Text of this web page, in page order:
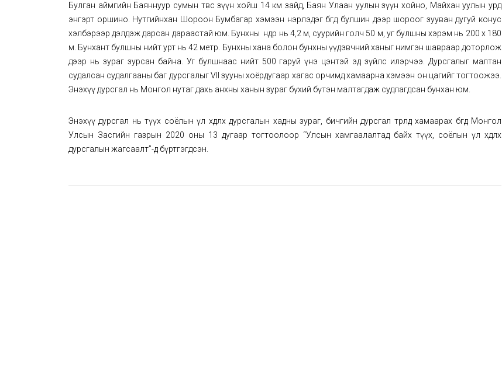
Булган аймгийн Баяннуур сумын төвөөс зүүн хойш 14 км зайд, Баян Улаан уулын зүүн хойно, Майхан уулын урд
энгэрт оршино. Нутгийнхан Шороон Бумбагар хэмээн нэрлэдэг бөгөөд булшин дээр шороог зууван дугуй конус
хэлбэрээр дэлдэж дарсан дараастай юм. Бунхны өндөр нь 4,2 м, суурийн голч 50 м, уг булшны хэрэм нь 200 х 180
м. Бунхант булшны нийт урт нь 42 метр. Бунхны хана болон бунхны үүдэвчний ханыг нимгэн шавраар доторлож
дээр нь зураг зурсан байна. Уг булшнаас нийт 500 гаруй үнэ цэнтэй эд зүйлс илэрчээ. Дурсгалыг малтан
судалсан судалгааны баг дурсгалыг VII зууны хоёрдугаар хагас орчимд хамаарна хэмээн он цагийг тогтоожээ.
Энэхүү дурсгал нь Монгол нутаг дахь анхны ханын зураг бүхий бүтэн малтагдаж судлагдсан бунхан юм.
Энэхүү дурсгал нь түүх соёлын үл хөдлөх дурсгалын хадны зураг, бичгийн дурсгал төрөлд хамаарах бөгөөд Монгол
Улсын Засгийн газрын 2020 оны 13 дугаар тогтоолоор “Улсын хамгаалалтад байх түүх, соёлын үл хөдлөх
дурсгалын жагсаалт”-д бүртгэгдсэн.